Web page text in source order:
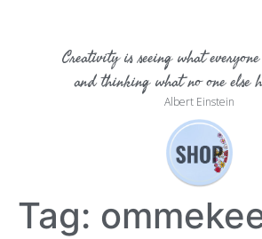
Creativity is seeing what everyone
and thinking what no one else
Albert Einstein
Tag: